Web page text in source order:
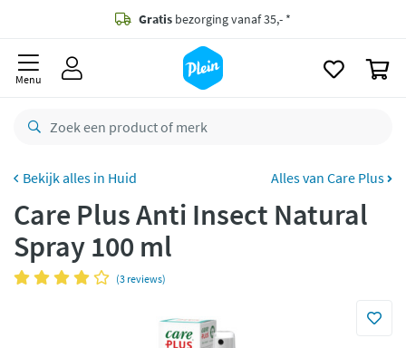
Gratis bezorging vanaf 35,- *
besteld,
retourneren
Betaal met Klarna
Menu
Huid Alles van Care Plus
Care Plus Anti Insect Natural
Spray 100 ml
(3 reviews)